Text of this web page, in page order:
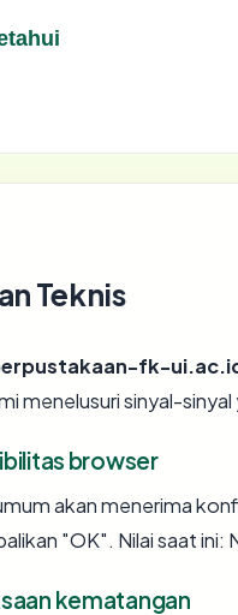
Teknis
fk-
menelusuri sinyal-
browser
akan menerima
"OK". Nilai saat ini:
kematangan